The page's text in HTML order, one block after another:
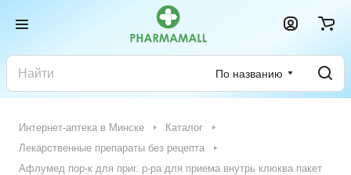
По названию
Интернет-аптека в Минске
Каталог
Лекарственные препараты без рецепта
Афлумед пор-к для приг. р-ра для приема внутрь клюква пакет